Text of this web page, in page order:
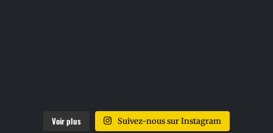
Voir plus Suivez-nous sur Instagram